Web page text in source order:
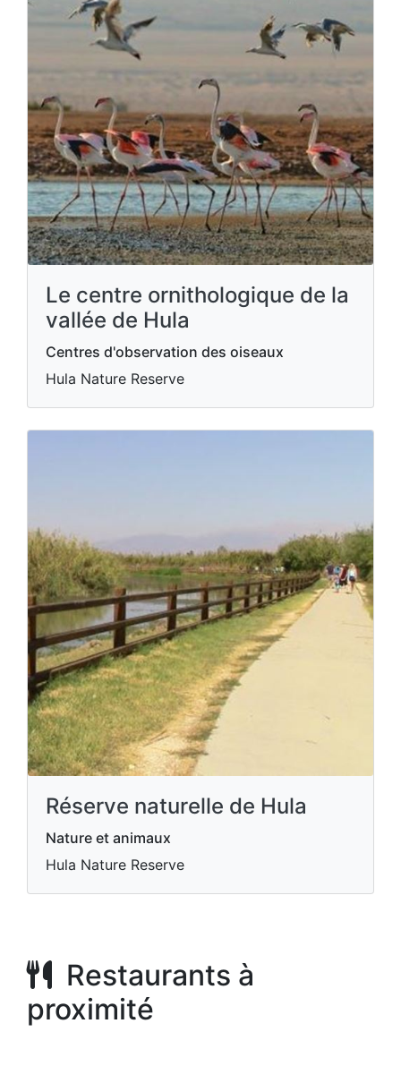
Le centre ornithologique de la
vallée de Hula
Centres d'observation des oiseaux
Hula Nature Reserve
Réserve naturelle de Hula
Nature et animaux
Hula Nature Reserve
Restaurants à
proximité